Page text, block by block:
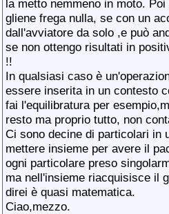
la metto nemmeno in moto.
gliene frega nulla, se con un
dall'avviatore da solo ,e può
se non ottengo risultati in
!!
In qualsiasi caso è
essere inserita in un contesto
fai l'equilibratura per
resto ma proprio tutto, non
Ci sono decine di particolari in
mettere insieme per avere il
ogni particolare preso
ma nell'insieme riacquisisce il
direi è quasi matematica.
Ciao,mezzo.